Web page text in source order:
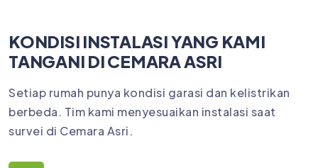
KONDISI INSTALASI YANG KAMI
TANGANI DI CEMARA ASRI
Setiap rumah punya kondisi garasi dan kelistrikan
berbeda. Tim kami menyesuaikan instalasi saat
survei di Cemara Asri.